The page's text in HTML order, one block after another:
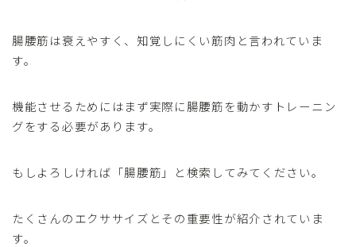
腸腰筋は衰えやすく、知覚しにくい筋肉と言われていま
す。
機能させるためにはまず実際に腸腰筋を動かすトレーニン
グをする必要があります。
もしよろしければ「腸腰筋」と検索してみてください。
たくさんのエクササイズとその重要性が紹介されていま
す。